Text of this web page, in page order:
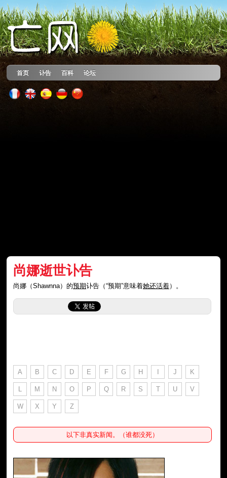
首页 讣告 百科 论坛
尚娜逝世讣告
尚娜（Shawnna）的预期讣告（“预期”意味着她还活着）。
A B C D E F G H I J K
L M N O P Q R S T U V
W X Y Z
以下非真实新闻。（谁都没死）